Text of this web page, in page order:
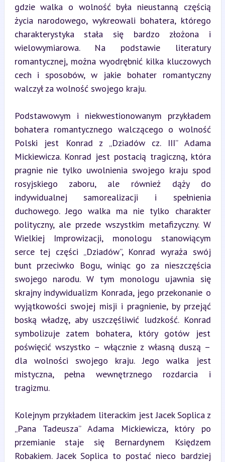
gdzie walka o wolność była nieustanną częścią
życia narodowego, wykreowali bohatera, którego
charakterystyka stała się bardzo złożona i
wielowymiarowa. Na podstawie literatury
romantycznej, można wyodrębnić kilka kluczowych
cech i sposobów, w jakie bohater romantyczny
walczył za wolność swojego kraju.
Podstawowym i niekwestionowanym przykładem
bohatera romantycznego walczącego o wolność
Polski jest Konrad z „Dziadów cz. III” Adama
Mickiewicza. Konrad jest postacią tragiczną, która
pragnie nie tylko uwolnienia swojego kraju spod
rosyjskiego zaboru, ale również dąży do
indywidualnej samorealizacji i spełnienia
duchowego. Jego walka ma nie tylko charakter
polityczny, ale przede wszystkim metafizyczny. W
Wielkiej Improwizacji, monologu stanowiącym
serce tej części „Dziadów”, Konrad wyraża swój
bunt przeciwko Bogu, winiąc go za nieszczęścia
swojego narodu. W tym monologu ujawnia się
skrajny indywidualizm Konrada, jego przekonanie o
wyjątkowości swojej misji i pragnienie, by przejąć
boską władzę, aby uszczęśliwić ludzkość. Konrad
symbolizuje zatem bohatera, który gotów jest
poświęcić wszystko – włącznie z własną duszą –
dla wolności swojego kraju. Jego walka jest
mistyczna, pełna wewnętrznego rozdarcia i
tragizmu.
Kolejnym przykładem literackim jest Jacek Soplica z
„Pana Tadeusza” Adama Mickiewicza, który po
przemianie staje się Bernardynem Księdzem
Robakiem. Jacek Soplica to postać nieco bardziej